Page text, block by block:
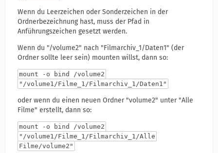
Wenn du Leerzeichen oder Sonderzeichen in der
Ordnerbezeichnung hast, muss der Pfad in
Anführungszeichen gesetzt werden.
Wenn du "/volume2" nach "Filmarchiv_1/Daten1" (der
Ordner sollte leer sein) mounten willst, dann so:
mount -o bind /volume2
"/volume1/Filme_1/Filmarchiv_1/Daten1"
oder wenn du einen neuen Ordner "volume2" unter "Alle
Filme" erstellt, dann so:
mount -o bind /volume2
"/volume1/Filme_1/Filmarchiv_1/Alle
Filme/volume2"